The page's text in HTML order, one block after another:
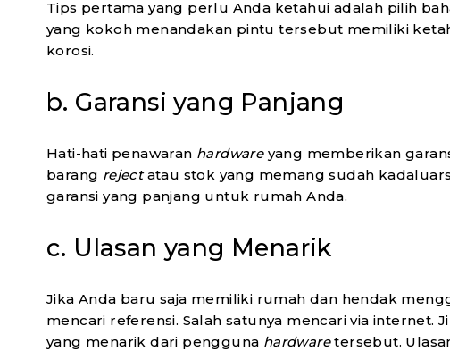
Tips pertama yang perlu Anda ketahui adalah pilih
yang kokoh menandakan pintu tersebut memiliki
korosi.
b. Garansi yang Panjang
Hati-hati penawaran hardware yang memberikan
barang rejectatau stok yang memang sudah
garansi yang panjang untuk rumah Anda.
c. Ulasan yang Menarik
Jika Anda baru saja memiliki rumah dan hendak
mencari referensi. Salah satunya mencari via internet.
yang menarik dari pengguna hardwaretersebut.